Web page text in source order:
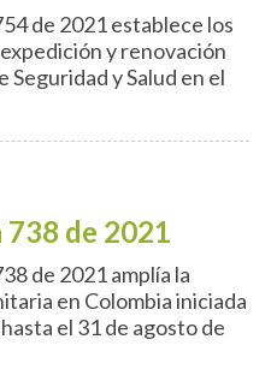
de 2021 establece los
y renovación
Seguridad y Salud en el
738 de 2021
de 2021 amplía la
en Colombia iniciada
el 31 de agosto de